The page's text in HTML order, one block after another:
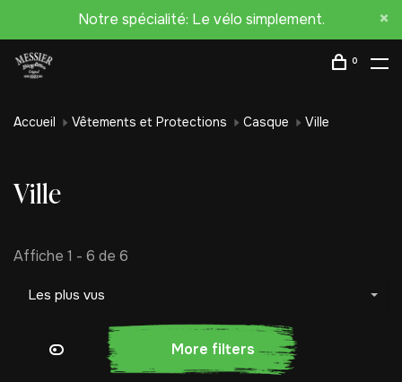
Notre spécialité: Le vélo simplement.
0
Accueil Vêtements et Protections Casque Ville
Ville
Affiche 1 - 6 de 6
Les plus vus
More filters